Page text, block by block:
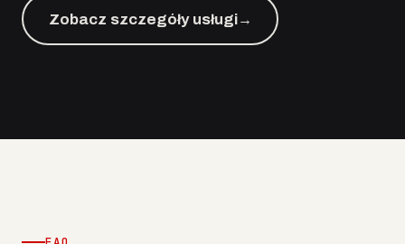
Zobacz szczegóły usługi→